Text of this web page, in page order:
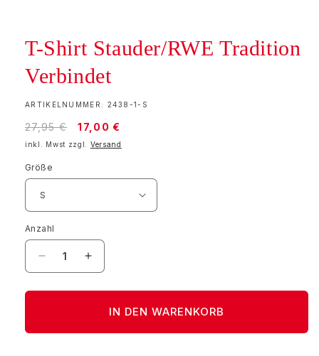
T-Shirt Stauder/RWE Tradition
Verbindet
SKU:
ARTIKELNUMMER: 2438-1-S
Normaler
Preis
27,95 € Verkaufspreis
17,00 €
inkl. Mwst zzgl. Versand
Größe
Anzahl
Verringere
die
Menge
Shirt
Erhöhe
die
Menge
Shirt
IN DEN WARENKORB